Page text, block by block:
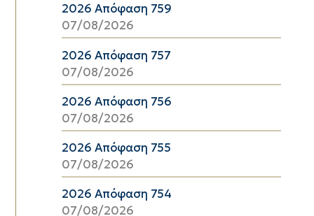
2026 Απόφαση 759
07/08/2026
2026 Απόφαση 757
07/08/2026
2026 Απόφαση 756
07/08/2026
2026 Απόφαση 755
07/08/2026
2026 Απόφαση 754
07/08/2026